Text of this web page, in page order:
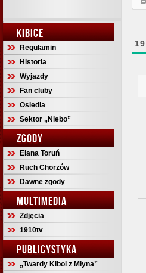
KIBICE
Regulamin
Historia
Wyjazdy
Fan cluby
Osiedla
Sektor „Niebo”
ZGODY
Elana Toruń
Ruch Chorzów
Dawne zgody
MULTIMEDIA
Zdjęcia
1910tv
PUBLICYSTYKA
„Twardy Kibol z Młyna”
19